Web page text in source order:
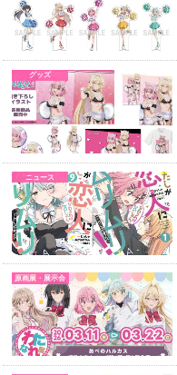
グッズ
ニュース
原画展・展示会